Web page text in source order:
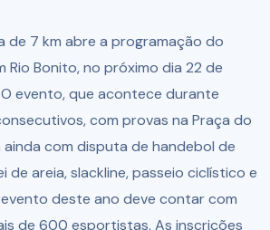
de 7 km abre a programação do
Rio Bonito, no próximo dia 22 de
evento, que acontece durante
com provas na Praça do
ainda com disputa de handebol de
de areia, slackline, passeio ciclístico e
deste ano deve contar com
de 600 esportistas. As inscrições